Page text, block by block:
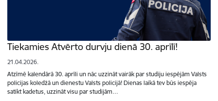
Tiekamies Atvērto durvju dienā 30. aprīlī!
21.04.2026.
Atzīmē kalendārā 30. aprīli un nāc uzzināt vairāk par studiju iespējām Valsts
policijas koledžā un dienestu Valsts policijā! Dienas laikā tev būs iespēja
satikt kadetus, uzzināt visu par studijām…